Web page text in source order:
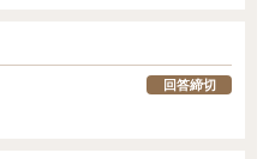
回答締切